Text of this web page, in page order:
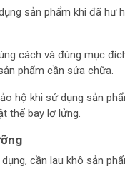
sản phẩm khi đã hư
cách và đúng mục
phẩm cần sửa chữa.
hộ khi sử dụng sản
thể bay lơ lửng.
cần lau khô sản